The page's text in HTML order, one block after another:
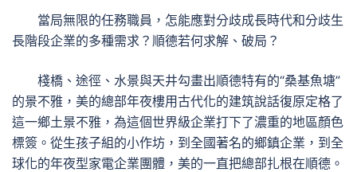
當局無限的任務職員，怎能應對分歧成長時代和分歧生
長階段企業的多種需求？順德若何求解、破局？
棧橋、途徑、水景與天井勾畫出順德特有的“桑基魚塘”
的景不雅，美的總部年夜樓用古代化的建筑說話復原定格了
這一鄉土景不雅，為這個世界級企業打下了濃重的地區顏色
標簽。從生孩子組的小作坊，到全國著名的鄉鎮企業，到全
球化的年夜型家電企業團體，美的一直把總部扎根在順德。